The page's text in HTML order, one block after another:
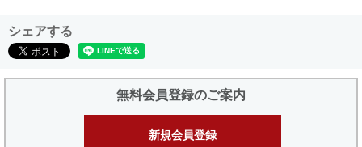
シェアする
無料会員登録のご案内
新規会員登録